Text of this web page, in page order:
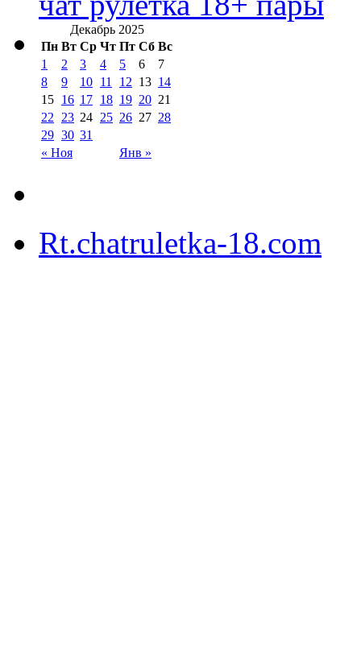
Декабрь 2025
Пн Вт Ср Чт Пт Сб Вс
« Ноя Янв »
1 2 3 4 5 6
7
8
9 10 11 12 13 14
15 16 17 18 19 20 21
22
23 24 25 26 27 28
29 30 31
Rt.chatruletka-18.com